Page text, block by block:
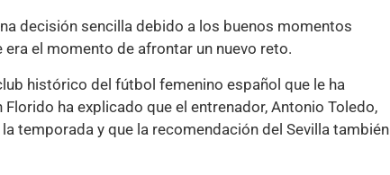
decisión sencilla debido a los buenos momentos
el momento de afrontar un nuevo reto.
histórico del fútbol femenino español que le ha
ha explicado que el entrenador, Antonio Toledo,
temporada y que la recomendación del Sevilla también